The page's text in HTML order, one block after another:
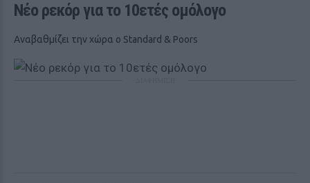
Νέο ρεκόρ για το 10ετές ομόλογο
Αναβαθμίζει την χώρα ο Standard & Poors